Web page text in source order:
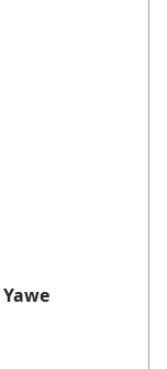
Yawe